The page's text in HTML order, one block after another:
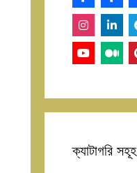
ক্যাটাগরি সহূহ